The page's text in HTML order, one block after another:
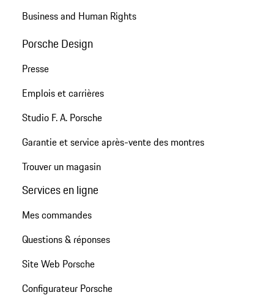
Business and Human Rights
Porsche Design
Presse
Emplois et carrières
Studio F. A. Porsche
Garantie et service après-vente des montres
Trouver un magasin
Services en ligne
Mes commandes
Questions & réponses
Site Web Porsche
Configurateur Porsche